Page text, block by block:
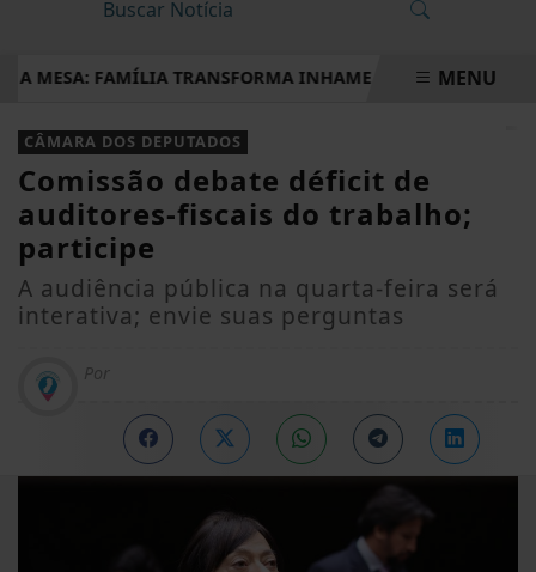
FAMÍLIA TRANSFORMA INHAME EM DOCES, PÃES E
EM ALTA
MENU
CÂMARA DOS DEPUTADOS
Comissão debate déficit de
auditores-fiscais do trabalho;
participe
A audiência pública na quarta-feira será
interativa; envie suas perguntas
Por